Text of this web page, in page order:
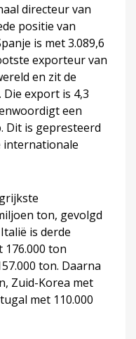
directeur van
positie van
is met 3.089,6
exporteur van
en zit de
export is 4,3
een
Dit is gepresteerd
internationale
ton, gevolgd
is derde
ton
ton. Daarna
Zuid-Korea met
met 110.000